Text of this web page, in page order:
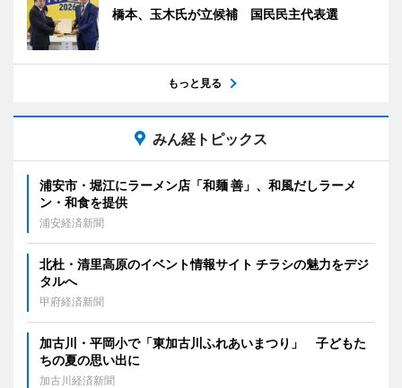
橋本、玉木氏が立候補 国民民主代表選
もっと見る
みん経トピックス
浦安市・堀江にラーメン店「和麺 善」、和風だしラーメ
ン・和食を提供
浦安経済新聞
北杜・清里高原のイベント情報サイト チラシの魅力をデジ
タルへ
甲府経済新聞
加古川・平岡小で「東加古川ふれあいまつり」 子どもた
ちの夏の思い出に
加古川経済新聞